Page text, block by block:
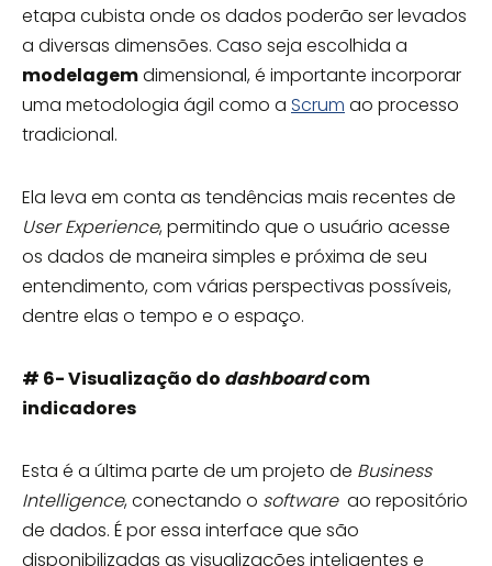
etapa cubista onde os dados poderão ser levados
a diversas dimensões. Caso seja escolhida a
modelagemdimensional, é importante incorporar
uma metodologia ágil como a Scrum ao processo
tradicional.
Ela leva em conta as tendências mais recentes de
User Experience, permitindo que o usuário acesse
os dados de maneira simples e próxima de seu
entendimento, com várias perspectivas possíveis,
dentre elas o tempo e o espaço.
# 6- Visualização do dashboardcom
indicadores
Esta é a última parte de um projeto de Business
Intelligence, conectando o software ao repositório
de dados. É por essa interface que são
disponibilizadas as visualizações inteligentes e